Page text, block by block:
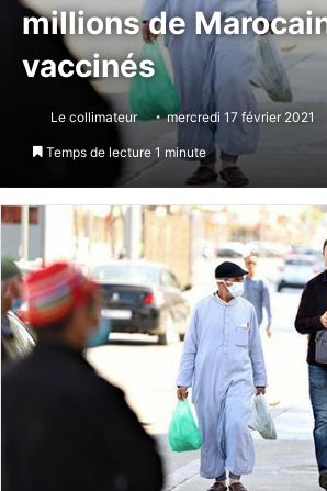
millions de
vaccinés
Le collimateur mercredi 17 février 2021
Temps de lecture 1 minute